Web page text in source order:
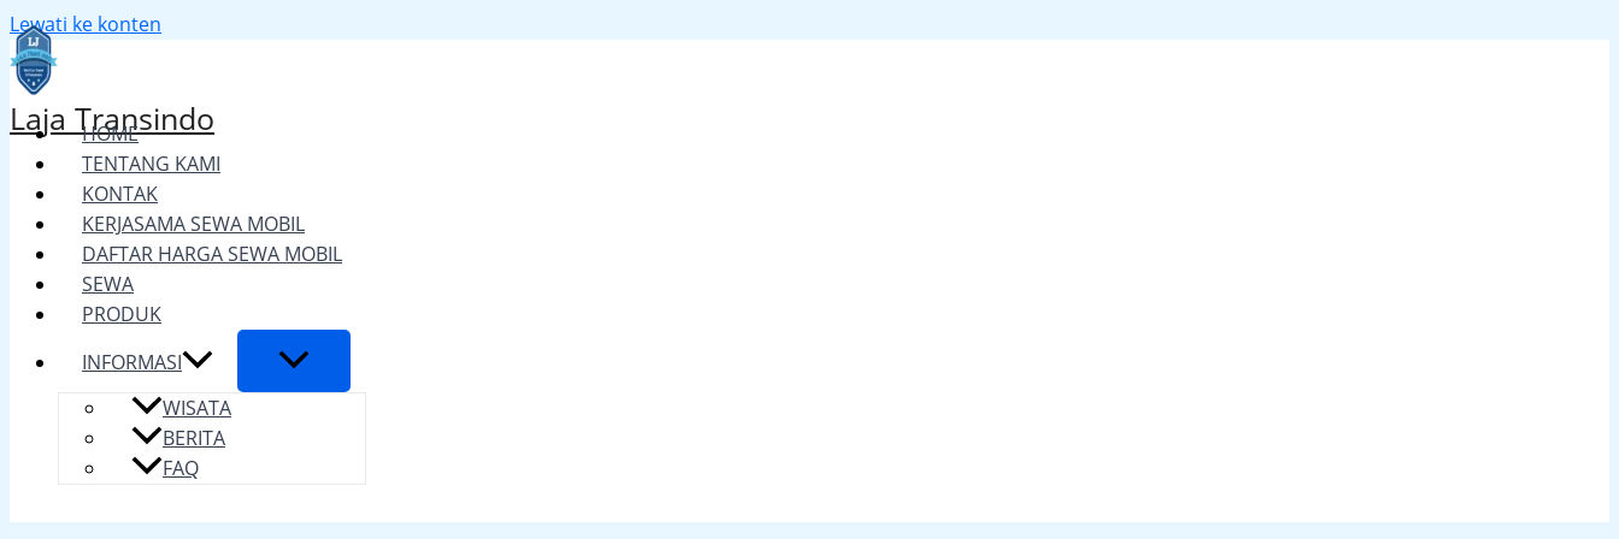
Lewati ke konten
Laja Transindo
HOME
TENTANG KAMI
KONTAK
KERJASAMA SEWA MOBIL
DAFTAR HARGA SEWA MOBIL
SEWA
PRODUK
INFORMASI
WISATA
BERITA
FAQ